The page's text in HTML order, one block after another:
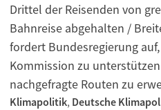
Drittel der Reisenden von
Bahnreise abgehalten /
fordert Bundesregierung
Kommission zu
nachgefragte Routen zu
Klimapolitik, Deutsche